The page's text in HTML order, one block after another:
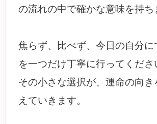
の流れの中で確かな意味を持ち
焦らず、比べず、今日の自分に
を一つだけ丁寧に行ってくださ
その小さな選択が、運命の向き
えていきます。